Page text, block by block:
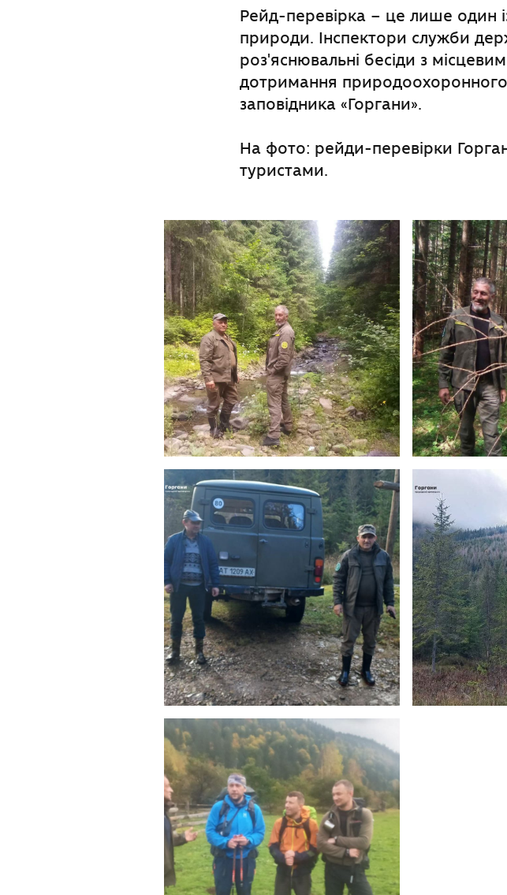
Рейд-перевірка – це лише один
природи. Інспектори служби
роз'яснювальні бесіди з
дотримання
заповідника «Горгани».
На фото: рейди-перевірки
туристами.